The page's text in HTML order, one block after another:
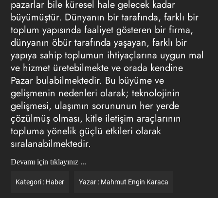
pazarlar bile küresel hale gelecek kadar
büyümüştür. Dünyanın bir tarafında, farklı bir
toplum yapısında faaliyet gösteren bir firma,
dünyanın öbür tarafında yaşayan, farklı bir
yapıya sahip toplumun ihtiyaçlarına uygun mal
ve hizmet üretebilmekte ve orada kendine
Pazar bulabilmektedir. Bu büyüme ve
gelişmenin nedenleri olarak; teknolojinin
gelişmesi, ulaşımın sorununun her yerde
çözülmüş olması, kitle iletişim araçlarının
topluma yönelik güçlü etkileri olarak
sıralanabilmektedir.
Devamı için tıklayınız ...
Kategori : Haber Yazar : Mahmut Engin Karaca